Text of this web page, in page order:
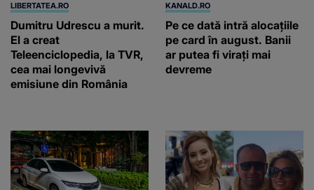
LIBERTATEA.RO
Dumitru Udrescu a murit.
El a creat
Teleenciclopedia, la TVR,
cea mai longevivă
emisiune din România
KANALD.RO
Pe ce dată intră alocațiile
pe card în august. Banii
ar putea fi virați mai
devreme